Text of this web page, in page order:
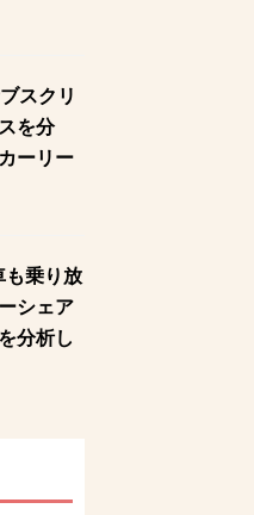
スクリ
を分
ーリー
も乗り放
シェア
分析し